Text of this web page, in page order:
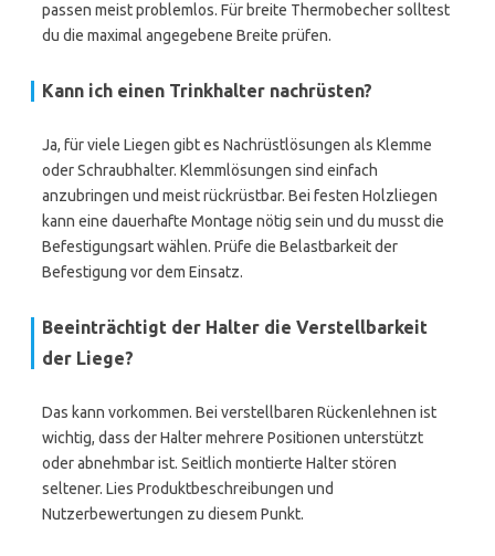
passen meist problemlos. Für breite Thermobecher solltest
du die maximal angegebene Breite prüfen.
Kann ich einen Trinkhalter nachrüsten?
Ja, für viele Liegen gibt es Nachrüstlösungen als Klemme
oder Schraubhalter. Klemmlösungen sind einfach
anzubringen und meist rückrüstbar. Bei festen Holzliegen
kann eine dauerhafte Montage nötig sein und du musst die
Befestigungsart wählen. Prüfe die Belastbarkeit der
Befestigung vor dem Einsatz.
Beeinträchtigt der Halter die Verstellbarkeit
der Liege?
Das kann vorkommen. Bei verstellbaren Rückenlehnen ist
wichtig, dass der Halter mehrere Positionen unterstützt
oder abnehmbar ist. Seitlich montierte Halter stören
seltener. Lies Produktbeschreibungen und
Nutzerbewertungen zu diesem Punkt.